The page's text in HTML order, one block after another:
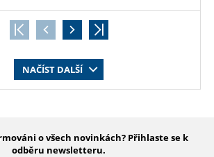
NAČÍST DALŠÍ
o všech novinkách? Přihlaste se k
odběru newsletteru.